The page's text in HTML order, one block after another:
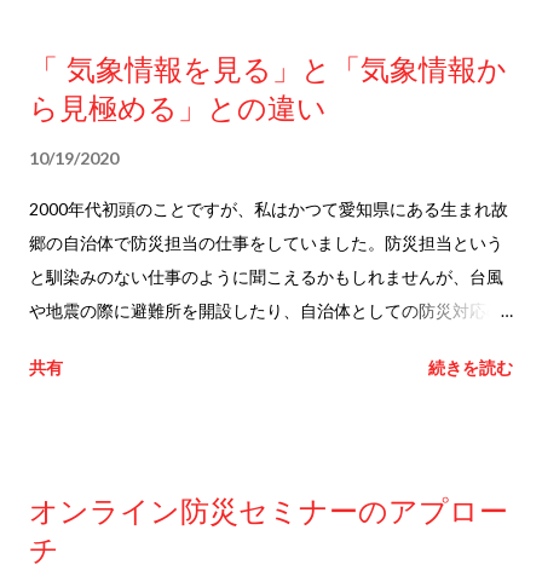
裏には日本の気象情報が多すぎて複雑という指摘を載せてます
参画するプロジェクトは、EUが資金提供した AlertHub:
Warning Communication Knowledge Network というもので
す。 この4年間のプロジェクトにはすでにヨーロッパ31カ国か
どコミュニケーション論関係の大学の先生や博士号持ちで若干
気後れしていますが、防災関係の実務者でかつ日本の災害情報
にも詳しい人（出版物があるので評価された形）枠で参画OKに
なったので、日本やオーストラリア、エチオピアなどで見てき
た気象情報や災害情報を巡る現場的な課題観を活かしながらプ
イツの水害で避難情報がうまく発表されなかった事態を受けて
とのこと。プロジェクトの副代表はルーマニアの先生ですが、
今年発生したルーマニアの水害でも避難情報のコミュニケーシ
「 気象情報を見る」と「気象情報か
ら見極める」との違い
10/19/2020
2000年代初頭のことですが、私はかつて愛知県にある生まれ故
郷の自治体で防災担当の仕事をしていました。防災担当という
と馴染みのない仕事のように聞こえるかもしれませんが、台風
や地震の際に避難所を開設したり、自治体としての防災対応の
には市町村長が発令する避難勧告などを事務的に補佐したりす
自治体からの避難に関する情報を入手して早めに避難を」と呼
びかけていました。 その後、自治体での防災担当の仕事から離
共有 続きを読む
オンライン防災セミナーのアプロー
チ